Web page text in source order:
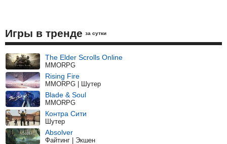
Игры в тренде за сутки
The Elder Scrolls Online
MMORPG
Rising Fire
MMORPG | Шутер
Blade & Soul
MMORPG
Контра Сити
Шутер
Absolver
Файтинг | Экшен